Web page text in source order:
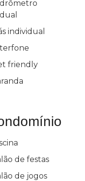
individual
friendly
de festas
de jogos